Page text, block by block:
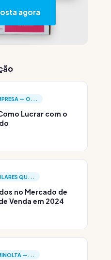
agora
— O...
Lucrar com o
QU...
no Mercado de
Venda em 2024
—...